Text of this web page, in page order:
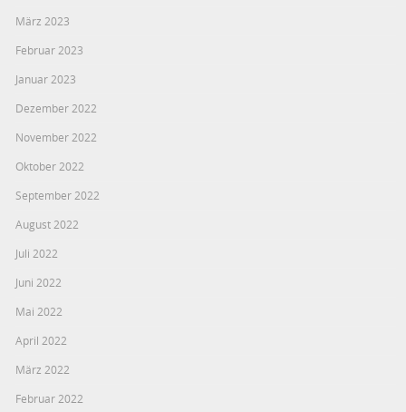
März 2023
Februar 2023
Januar 2023
Dezember 2022
November 2022
Oktober 2022
September 2022
August 2022
Juli 2022
Juni 2022
Mai 2022
April 2022
März 2022
Februar 2022